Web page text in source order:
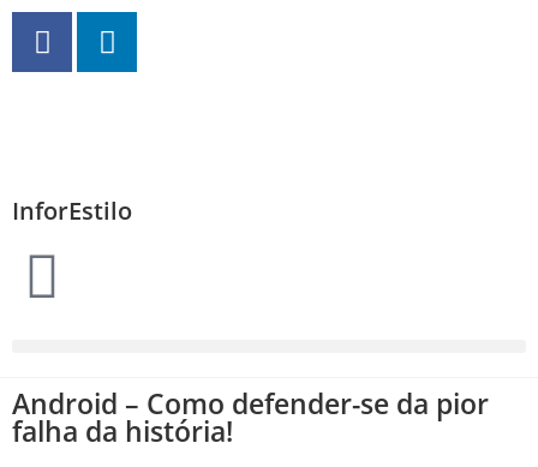
InforEstilo
Android – Como defender-se da pior
falha da história!